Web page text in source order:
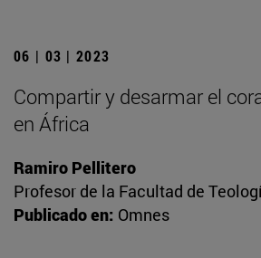
06 | 03 | 2023
Compartir y desarmar el
en África
Ramiro Pellitero
Profesor de la Facultad de
Publicado en: Omnes